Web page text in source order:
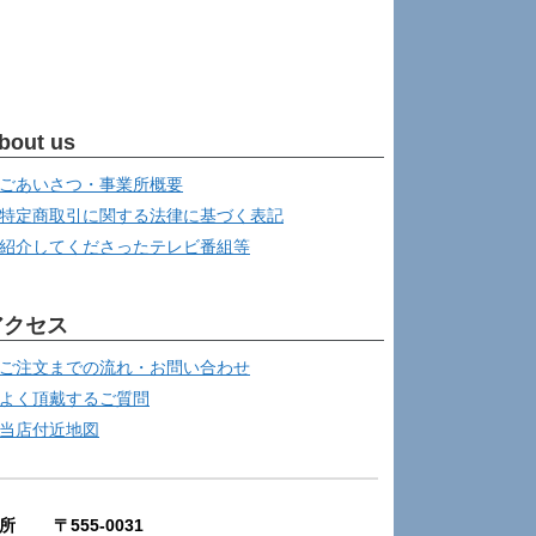
us
ごあいさつ・事業所概要
特定商取引に関する法律に基づく表記
紹介してくださったテレビ番組等
セス
ご注文までの流れ・お問い合わせ
よく頂戴するご質問
当店付近地図
所 〒555-0031